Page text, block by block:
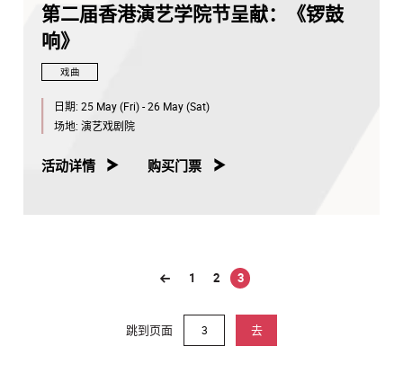
第二届香港演艺学院节呈献：《锣鼓
响》
戏曲
日期: 25 May (Fri) - 26 May (Sat)
场地: 演艺戏剧院
活动详情 购买门票
1 2 3
(current)
跳到页面 去